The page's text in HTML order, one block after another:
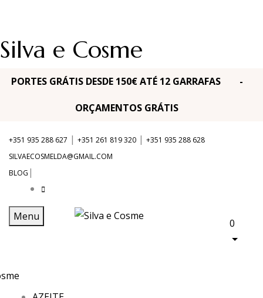
Silva e Cosme
PORTES GRÁTIS DESDE 150€ ATÉ 12 GARRAFAS -
ORÇAMENTOS GRÁTIS
+351 935 288 627 | +351 261 819 320 | +351 935 288 628
SILVAECOSMELDA@GMAIL.COM
BLOG |
Menu
0